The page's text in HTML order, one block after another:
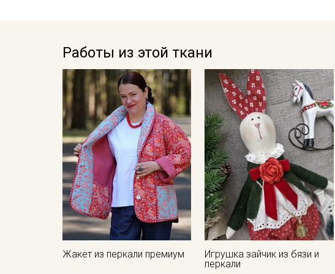
ткани в
Уход:
-
-
-
в
Работы из этой ткани
Жакет из перкали премиум
Игрушка зайчик из бязи и
перкали